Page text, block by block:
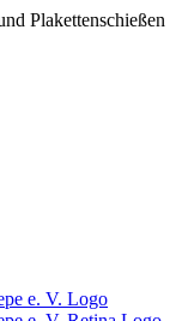
Plakettenschießen